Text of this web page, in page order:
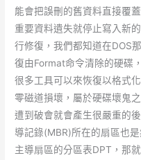
能會把誤刪的舊資料直接覆
重要資料遺失就停止寫入新
行修復，我們都知道在DOS
復由Format命令清除的硬碟
很多工具可以來恢復以格式
零磁道損壞，屬於硬碟壞鬼
遭到破會就會產生很嚴重的
導記錄(MBR)所在的扇區也
主導扇區的分區表DPT，那